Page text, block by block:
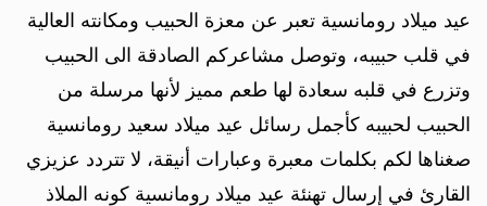
عيد ميلاد رومانسية تعبر عن معزة الحبيب ومكانته العالية
في قلب حبيبه، وتوصل مشاعركم الصادقة الى الحبيب
وتزرع في قلبه سعادة لها طعم مميز لأنها مرسلة من
الحبيب لحبيبه كأجمل رسائل عيد ميلاد سعيد رومانسية
صغناها لكم بكلمات معبرة وعبارات أنيقة، لا تتردد عزيزي
القارئ في إرسال تهنئة عيد ميلاد رومانسية كونه الملاذ